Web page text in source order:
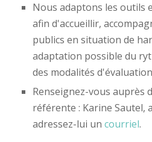
Nous adaptons les outils
afin d'accueillir,
publics en situation de
adaptation possible du
des modalités
Renseignez-vous auprès
référente : Karine Sautel,
adressez-lui un courriel.